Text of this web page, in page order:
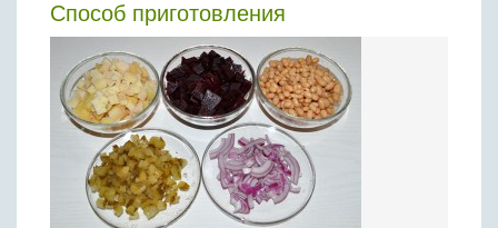
Способ приготовления